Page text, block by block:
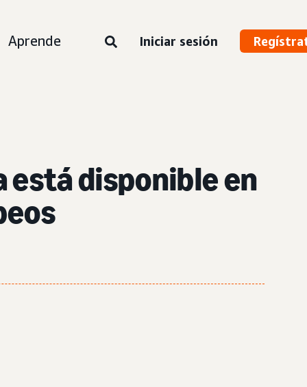
Aprende Iniciar sesión
está disponible en